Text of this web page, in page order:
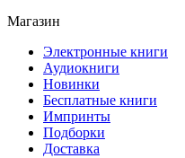
Магазин
Электронные книги
Аудиокниги
Новинки
Бесплатные книги
Импринты
Подборки
Доставка